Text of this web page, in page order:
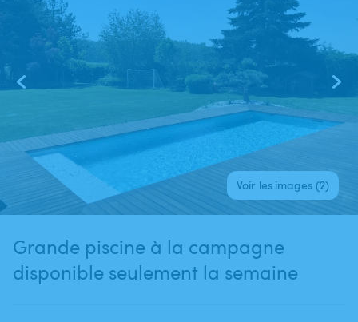
Voir les images (2)
Grande piscine à la campagne
disponible seulement la semaine